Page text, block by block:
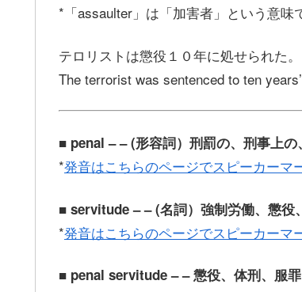
*「assaulter」は「加害者」という意味
テロリストは懲役１０年に処せられた。
The terrorist was sentenced to ten
■ penal – – (形容詞）刑罰の、刑事上の
*発音はこちらのページでスピーカーマ
■ servitude – – (名詞）強制労働、懲役
*発音はこちらのページでスピーカーマ
■ penal servitude – – 懲役、体刑、服